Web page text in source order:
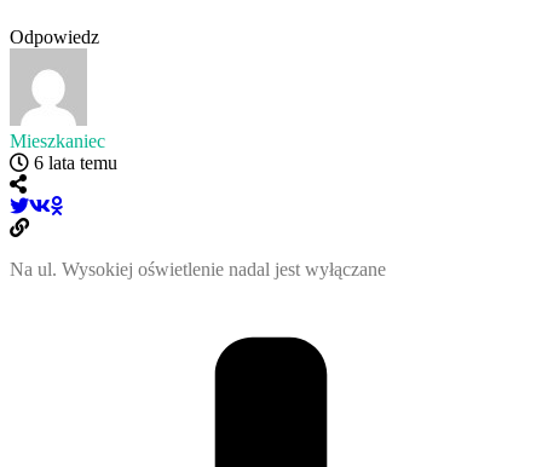
Odpowiedz
Mieszkaniec
6 lata temu
Na ul. Wysokiej oświetlenie nadal jest wyłączane